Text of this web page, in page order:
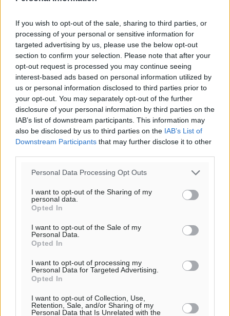
If you wish to opt-out of the sale, sharing to third parties, or
processing of your personal or sensitive information for
targeted advertising by us, please use the below opt-out
section to confirm your selection. Please note that after your
opt-out request is processed you may continue seeing
interest-based ads based on personal information utilized by
us or personal information disclosed to third parties prior to
your opt-out. You may separately opt-out of the further
disclosure of your personal information by third parties on the
IAB’s list of downstream participants. This information may
also be disclosed by us to third parties on the IAB’s List of
Downstream Participants that may further disclose it to other
Personal Data Processing Opt Outs
I want to opt-out of the Sharing of my
personal data.
Opted In
I want to opt-out of the Sale of my
Personal Data.
Opted In
I want to opt-out of processing my
Personal Data for Targeted Advertising.
Opted In
I want to opt-out of Collection, Use,
Retention, Sale, and/or Sharing of my
Personal Data that Is Unrelated with the
αίθριος καιρός
79%
11km/h
26°/27°
06:18
20:06
πρόγνωση:
32°
ΔΕ
ΤΡ